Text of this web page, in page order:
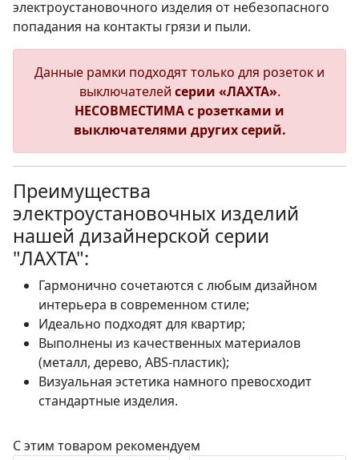
электроустановочного изделия от небезопасного
попадания на контакты грязи и пыли.
Данные рамки подходят только для розеток и
выключателей серии «ЛАХТА».
НЕСОВМЕСТИМА с розетками и
выключателями других серий.
Преимущества
электроустановочных изделий
нашей дизайнерской серии
"ЛАХТА":
Гармонично сочетаются с любым дизайном
интерьера в современном стиле;
Идеально подходят для квартир;
Выполнены из качественных материалов
(металл, дерево, ABS-пластик);
Визуальная эстетика намного превосходит
стандартные изделия.
С этим товаром рекомендуем